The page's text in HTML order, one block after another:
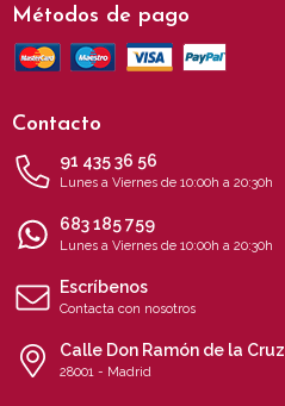
Métodos de pago
Contacto
91 435 36 56
Lunes a Viernes de 10:00h a 20:30h
683 185 759
Lunes a Viernes de 10:00h a 20:30h
Escríbenos
Contacta con nosotros
Calle Don Ramón de la
28001 - Madrid